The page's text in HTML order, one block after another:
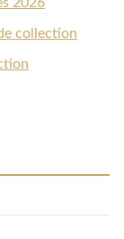
2026
collection